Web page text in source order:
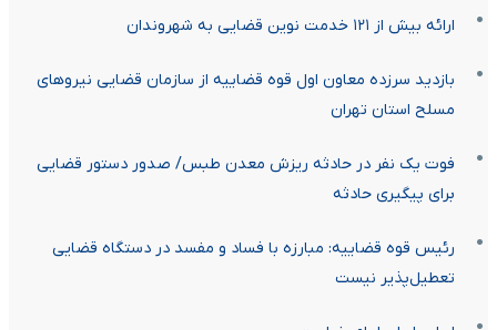
ارائه بیش از ۱۲۱ خدمت نوین قضایی به شهروندان
بازدید سرزده معاون اول قوه قضاییه از سازمان قضایی نیرو‌های
مسلح استان تهران
فوت یک نفر در حادثه ریزش معدن طبس/ صدور دستور قضایی
برای پیگیری حادثه
رئیس قوه قضاییه: مبارزه با فساد و مفسد در دستگاه قضایی
تعطیل‌پذیر نیست